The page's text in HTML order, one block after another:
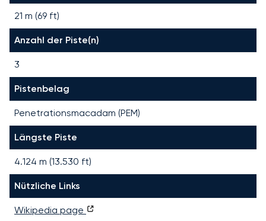
21 m (69 ft)
Anzahl der Piste(n)
3
Pistenbelag
Penetrationsmacadam (PEM)
Längste Piste
4.124 m (13.530 ft)
Nützliche Links
Wikipedia page